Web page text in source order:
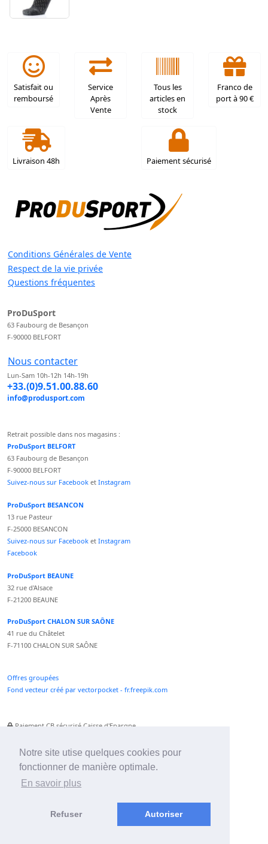
Notre site utise quelques cookies pour
fonctionner de manière optimale.
En savoir plus
Refuser Autoriser
Satisfait ou
remboursé
Service
Après
Vente
Tous les
articles en
stock
Franco de
port à 90 €
Livraison 48h Paiement sécurisé
Conditions Générales de Vente
Respect de la vie privée
Questions fréquentes
ProDuSport
63 Faubourg de Besançon
F-90000 BELFORT
Nous contacter
Lun-Sam 10h-12h 14h-19h
+33.(0)9.51.00.88.60
info@produsport.com
Retrait possible dans nos magasins :
ProDuSport BELFORT
63 Faubourg de Besançon
F-90000 BELFORT
Suivez-nous sur Facebook et Instagram
ProDuSport BESANCON
13 rue Pasteur
F-25000 BESANCON
Suivez-nous sur Facebook et Instagram
Facebook
ProDuSport BEAUNE
32 rue d'Alsace
F-21200 BEAUNE
ProDuSport CHALON SUR SAÔNE
41 rue du Châtelet
F-71100 CHALON SUR SAÔNE
Offres groupées
Fond vecteur créé par vectorpocket - fr.freepik.com
Paiement CB sécurisé Caisse d'Epargne
Paiement Paypal accepté